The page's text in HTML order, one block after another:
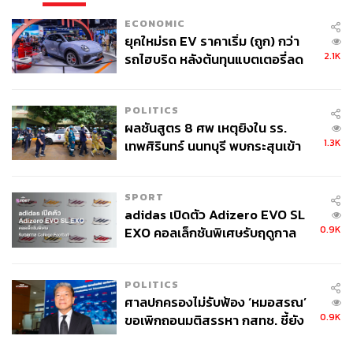
ABOUT THE AUTHOR
THE STANDARD TEAM
ABOUT THE PHOTOGRAPHER
ฐานิส สุดโต
ECONOMIC
ยุคใหม่รถ EV ราคาเริ่ม (ถูก) กว่า
รถไฮบริด หลังต้นทุนแบตเตอรี่ลด
2.1K
POLITICS
ผลชันสูตร 8 ศพ เหตุยิงใน รร.
เทพศิรินทร์ นนทบุรี พบกระสุนเข้า
1.3K
SPORT
adidas เปิดตัว Adizero EVO SL
EXO คอลเล็กชันพิเศษรับฤดูกาล
0.9K
POLITICS
ศาลปกครองไม่รับฟ้อง ‘หมอสรณ’
ขอเพิกถอนมติสรรหา กสทช. ชี้ยัง
0.9K